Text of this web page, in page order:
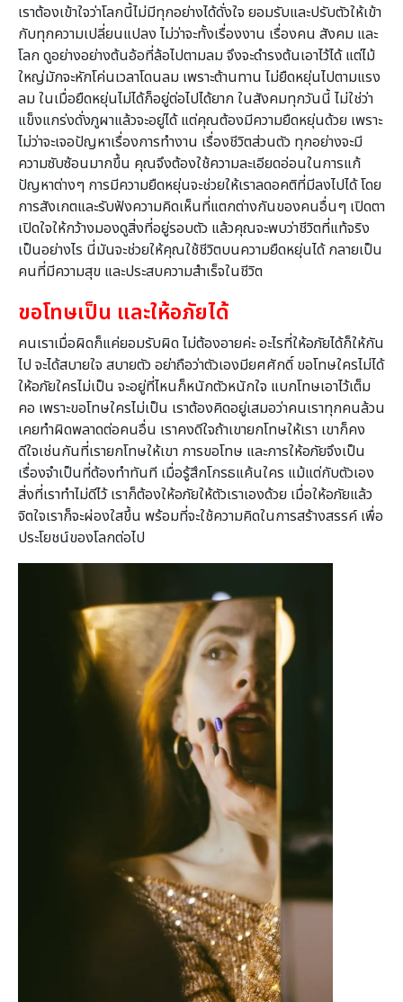
เราต้องเข้าใจว่าโลกนี้ไม่มีทุกอย่างได้ดั่งใจ ยอมรับและปรับตัวให้เข้า
กับทุกความเปลี่ยนแปลง ไม่ว่าจะทั้งเรื่องงาน เรื่องคน สังคม และ
โลก ดูอย่างอย่างต้นอ้อที่ล้อไปตามลม จึงจะดำรงต้นเอาไว้ได้ แต่ไม้
ใหญ่มักจะหักโค่นเวลาโดนลม เพราะต้านทาน ไม่ยืดหยุ่นไปตามแรง
ลม ในเมื่อยืดหยุ่นไม่ได้ก็อยู่ต่อไปได้ยาก ในสังคมทุกวันนี้ ไม่ใช่ว่า
แข็งแกร่งดั่งภูผาแล้วจะอยู่ได้ แต่คุณต้องมีความยืดหยุ่นด้วย เพราะ
ไม่ว่าจะเจอปัญหาเรื่องการทำงาน เรื่องชีวิตส่วนตัว ทุกอย่างจะมี
ความซับซ้อนมากขึ้น คุณจึงต้องใช้ความละเอียดอ่อนในการแก้
ปัญหาต่างๆ การมีความยืดหยุ่นจะช่วยให้เราลดอคติที่มีลงไปได้ โดย
การสังเกตและรับฟังความคิดเห็นที่แตกต่างกันของคนอื่นๆ เปิดตา
เปิดใจให้กว้างมองดูสิ่งที่อยู่รอบตัว แล้วคุณจะพบว่าชีวิตที่แท้จริง
เป็นอย่างไร นี่มันจะช่วยให้คุณใช้ชีวิตบนความยืดหยุ่นได้ กลายเป็น
คนที่มีความสุข และประสบความสำเร็จในชีวิต
ขอโทษเป็น และให้อภัยได้
คนเราเมื่อผิดก็แค่ยอมรับผิด ไม่ต้องอายค่ะ อะไรที่ให้อภัยได้ก็ให้กัน
ไป จะได้สบายใจ สบายตัว อย่าถือว่าตัวเองมียศศักดิ์ ขอโทษใครไม่ได้
ให้อภัยใครไม่เป็น จะอยู่ที่ไหนก็หนักตัวหนักใจ แบกโทษเอาไว้เต็ม
คอ เพราะขอโทษใครไม่เป็น เราต้องคิดอยู่เสมอว่าคนเราทุกคนล้วน
เคยทำผิดพลาดต่อคนอื่น เราคงดีใจถ้าเขายกโทษให้เรา เขาก็คง
ดีใจเช่นกันที่เรายกโทษให้เขา การขอโทษ และการให้อภัยจึงเป็น
เรื่องจำเป็นที่ต้องทำทันที เมื่อรู้สึกโกรธแค้นใคร แม้แต่กับตัวเอง
สิ่งที่เราทำไม่ดีไว้ เราก็ต้องให้อภัยให้ตัวเราเองด้วย เมื่อให้อภัยแล้ว
จิตใจเราก็จะผ่องใสขึ้น พร้อมที่จะใช้ความคิดในการสร้างสรรค์ เพื่อ
ประโยชน์ของโลกต่อไป